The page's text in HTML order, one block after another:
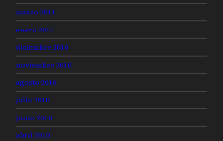
marzo 2011
enero 2011
diciembre 2010
noviembre 2010
agosto 2010
julio 2010
junio 2010
abril 2010